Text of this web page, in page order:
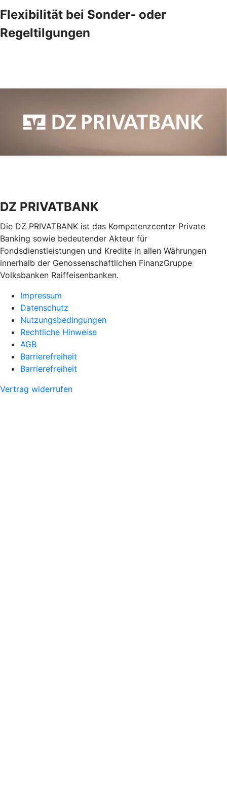
Flexibilität bei Sonder- oder
Regeltilgungen
DZ PRIVATBANK
Die DZ PRIVATBANK ist das Kompetenzcenter Private
Banking sowie bedeutender Akteur für
Fondsdienstleistungen und Kredite in allen Währungen
innerhalb der Genossenschaftlichen FinanzGruppe
Volksbanken Raiffeisenbanken.
Impressum
Datenschutz
Nutzungsbedingungen
Rechtliche Hinweise
AGB
Barrierefreiheit
Barrierefreiheit
Vertrag widerrufen